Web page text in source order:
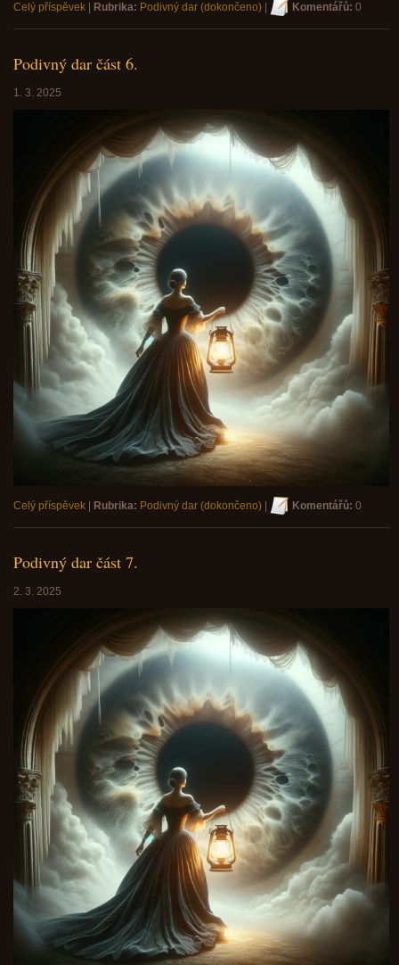
Celý příspěvek Rubrika: Podivný dar (dokončeno) Komentářů: 0
Podivný dar část 6.
1. 3. 2025
Celý příspěvek Rubrika: Podivný dar (dokončeno) Komentářů: 0
Podivný dar část 7.
2. 3. 2025